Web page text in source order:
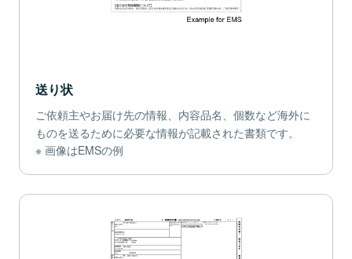
送り状
ご依頼主やお届け先の情報、内容品名、個数など海外に
ものを送るために必要な情報が記載された書類です。
画像はEMSの例